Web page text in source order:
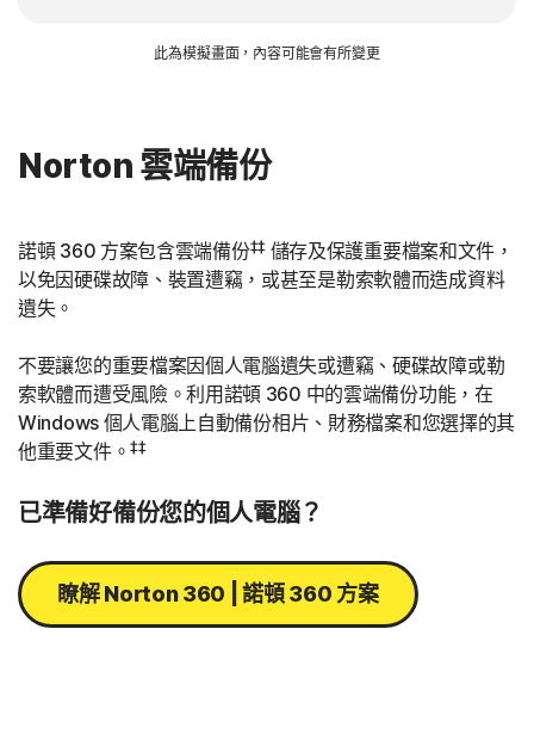
此為模擬畫面，內容可能會有所變更
Norton 雲端備份
諾頓 360 方案包含雲端備份‡‡儲存及保護重要檔案和文件，
以免因硬碟故障、裝置遭竊，或甚至是勒索軟體而造成資料
遺失。
不要讓您的重要檔案因個人電腦遺失或遭竊、硬碟故障或勒
索軟體而遭受風險。利用諾頓 360 中的雲端備份功能，在
Windows 個人電腦上自動備份相片、財務檔案和您選擇的其
他重要文件。‡‡
已準備好備份您的個人電腦？
瞭解 Norton 360 | 諾頓 360 方案